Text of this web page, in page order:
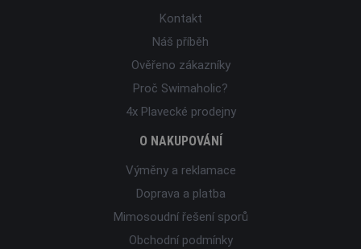
Kontakt
Náš příběh
Ověřeno zákazníky
Proč Swimaholic?
4x Plavecké prodejny
O NAKUPOVÁNÍ
Výměny a reklamace
Doprava a platba
Mimosoudní řešení sporů
Obchodní podmínky